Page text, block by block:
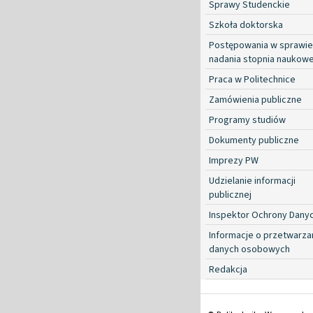
Sprawy Studenckie
Szkoła doktorska
Postępowania w sprawie
nadania stopnia
Praca w Politechnice
Zamówienia publiczne
Programy studiów
Dokumenty publiczne
Imprezy PW
Udzielanie informacji
publicznej
Inspektor Ochrony
Informacje o
danych osobowych
Redakcja